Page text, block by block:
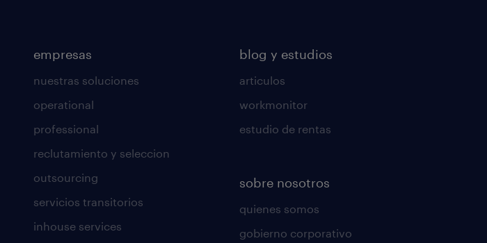
empresas
nuestras soluciones
operational
professional
reclutamiento y seleccion
outsourcing
servicios transitorios
inhouse services
blog y estudios
articulos
workmonitor
estudio de rentas
sobre nosotros
quienes somos
gobierno corporativo